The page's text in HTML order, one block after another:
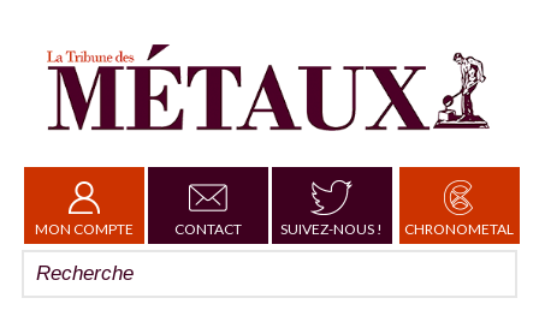
MON COMPTE CONTACT SUIVEZ-NOUS ! CHRONOMETAL